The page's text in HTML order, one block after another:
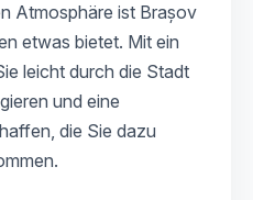
Atmosphäre ist Brașov
etwas bietet. Mit ein
leicht durch die Stadt
und eine
die Sie dazu